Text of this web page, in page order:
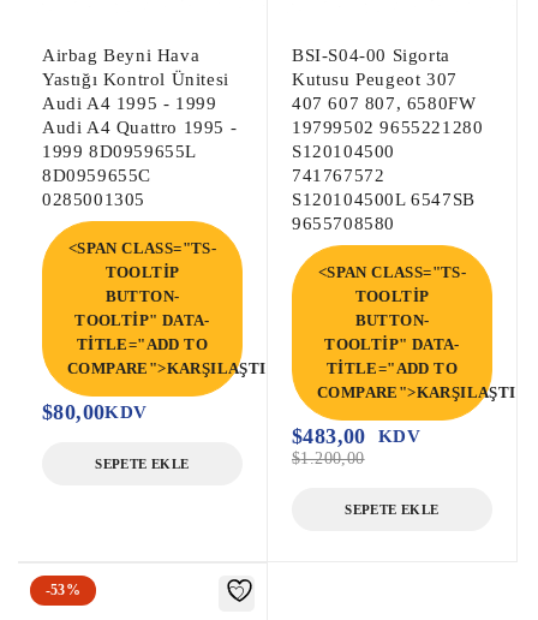
Airbag Beyni Hava
Yastığı Kontrol Ünitesi
Audi A4 1995 - 1999
Audi A4 Quattro 1995 -
1999 8D0959655L
8D0959655C
0285001305
<SPAN CLASS="TS-
TOOLTIP
BUTTON-
TOOLTIP" DATA-
TITLE="ADD TO
COMPARE">KARŞILAŞTIR</SPAN>
$80,00KDV
SEPETE EKLE
BSI-S04-00 Sigorta
Kutusu Peugeot 307
407 607 807, 6580FW
19799502 9655221280
S120104500
741767572
S120104500L 6547SB
9655708580
<SPAN CLASS="TS-
TOOLTIP
BUTTON-
TOOLTIP" DATA-
TITLE="ADD TO
$1.200,00
$483,00 KDV
SEPETE EKLE
-53%